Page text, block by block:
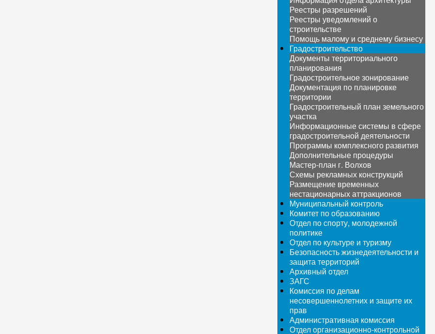
Реестры разрешений
Реестры уведомлений о
строительстве
Помощь малому и среднему бизнесу
Градостроительство
Документы территориального
планирования
Градостроительное зонирование
Документация по планировке
территории
Градостроительный план земельного
участка
Информационные системы в сфере
градостроительной деятельности
Программы комплексного развития
Дополнительные процедуры
Мастер-план г. Волхов
Схемы рекламных конструкций
Размещение временных
нестационарных аттракционов
Муниципальный контроль
Комитет по образованию
Отдел по спорту, молодежной
политике
Отдел по культуре и туризму
Безопасность жизнедеятельности и
защита территорий
Архивный отдел
ЗАГС
Комиссия по делам
несовершеннолетних и защите их
прав
Административная комиссия
Отдел организационно-контрольной